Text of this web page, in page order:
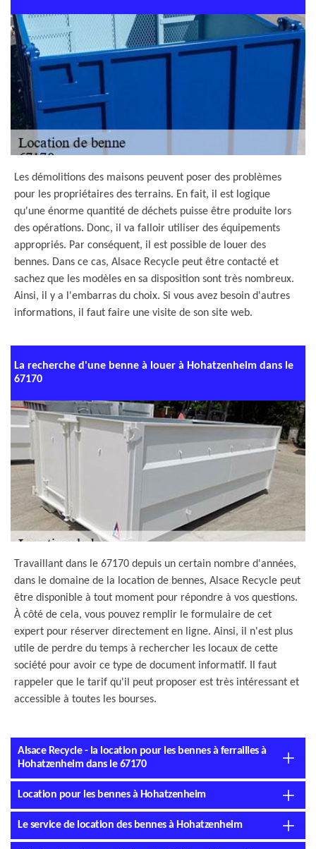
Les démolitions des maisons peuvent poser des problèmes
pour les propriétaires des terrains. En fait, il est logique
qu'une énorme quantité de déchets puisse être produite lors
des opérations. Donc, il va falloir utiliser des équipements
appropriés. Par conséquent, il est possible de louer des
bennes. Dans ce cas, Alsace Recycle peut être contacté et
sachez que les modèles en sa disposition sont très nombreux.
Ainsi, il y a l'embarras du choix. Si vous avez besoin d'autres
informations, il faut faire une visite de son site web.
La recherche d'une benne à louer à Hohatzenheim dans le
67170
Travaillant dans le 67170 depuis un certain nombre d'années,
dans le domaine de la location de bennes, Alsace Recycle peut
être disponible à tout moment pour répondre à vos questions.
À côté de cela, vous pouvez remplir le formulaire de cet
expert pour réserver directement en ligne. Ainsi, il n'est plus
utile de perdre du temps à rechercher les locaux de cette
société pour avoir ce type de document informatif. Il faut
rappeler que le tarif qu'il peut proposer est très intéressant et
accessible à toutes les bourses.
Alsace Recycle - la location pour les bennes à ferrailles à
Hohatzenheim dans le 67170
Location pour les bennes à Hohatzenheim
Le service de location des bennes à Hohatzenheim